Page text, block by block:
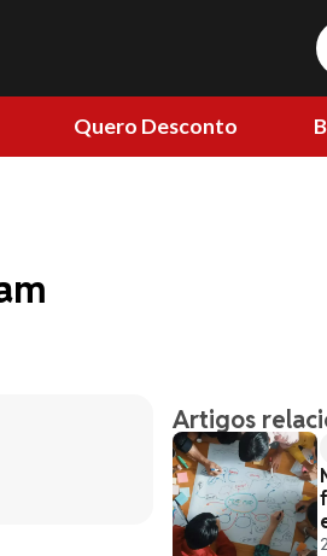
Quero Desconto
Artigos